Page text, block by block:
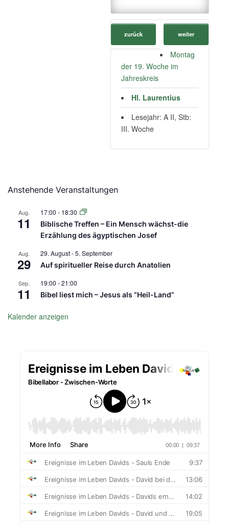
zurück weiter
Montag
der 19. Woche im
Jahreskreis
Hl. Laurentius
Lesejahr: A II, Stb:
III. Woche
Anstehende Veranstaltungen
Aug.
11
17:00 - 18:30
Biblische Treffen – Ein Mensch wächst-die
Erzählung des ägyptischen Josef
Aug.
29
29. August-5. September
Auf spiritueller Reise durch Anatolien
Sep.
11
19:00 -21:00
Bibel liest mich – Jesus als “Heil-Land”
Kalender anzeigen